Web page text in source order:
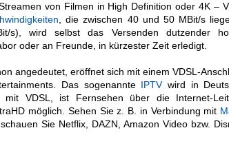
von Filmen in High Definition oder 4K –
, die zwischen 40 und 50 MBit/s
s), wird selbst das Versenden dutzender
oder an Freunde, in kürzester Zeit erledigt.
angedeutet, eröffnet sich mit einem VDSL-
Das sogenannte IPTVwird in
mit VDSL, ist Fernsehen über die Internet-
möglich. Sehen Sie z. B. in Verbindung mit
Sie Netflix, DAZN, Amazon Video bzw.